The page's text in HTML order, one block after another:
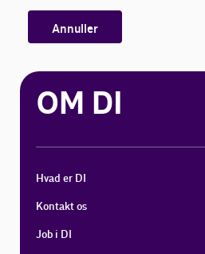
Annuller
OM DI
Hvad er DI
Kontakt os
Job i DI